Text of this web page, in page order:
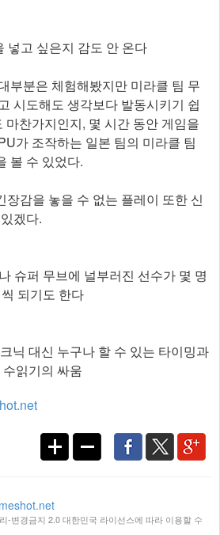
넣고 싶은지 감도 안 온다
부분은 체험해봤지만 미라클 팀 무
시도해도 생각보다 발동시키기 쉽
마찬가지인지, 몇 시간 동안 게임을
가 조작하는 일본 팀의 미라클 팀
볼 수 있었다.​
장감을 놓을 수 없는 플레이 또한 신
겠다.
슈퍼 무브에 널부러진 선수가 몇 명
씩 되기도 한다
닉 대신 누구나 할 수 있는 타이밍과
수읽기의 싸움
-변경금지 2.0 대한민국 라이선스에 따라 이용할 수